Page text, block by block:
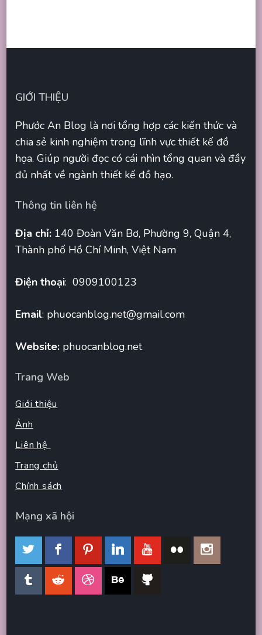
GIỚI THIỆU
Phước An Blog là nơi tổng hợp các kiến thức và
chia sẻ kinh nghiệm trong lĩnh vực thiết kế đồ
họa. Giúp người đọc có cái nhìn tổng quan và đầy
đủ nhất về ngành thiết kế đồ hạo.
Thông tin liên hệ
Địa chỉ: 140 Đoàn Văn Bơ, Phường 9, Quận 4,
Thành phố Hồ Chí Minh, Việt Nam
Điện thoại: 0909100123
Email: phuocanblog.net@gmail.com
Website: phuocanblog.net
Trang Web
Giới thiệu
Ảnh
Liên hệ
Trang chủ
Chính sách
Mạng xã hội